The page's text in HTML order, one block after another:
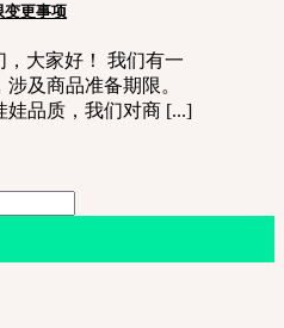
变更事项
，大家好！ 我们有一
及商品准备期限。
娃品质，我们对商 [...]